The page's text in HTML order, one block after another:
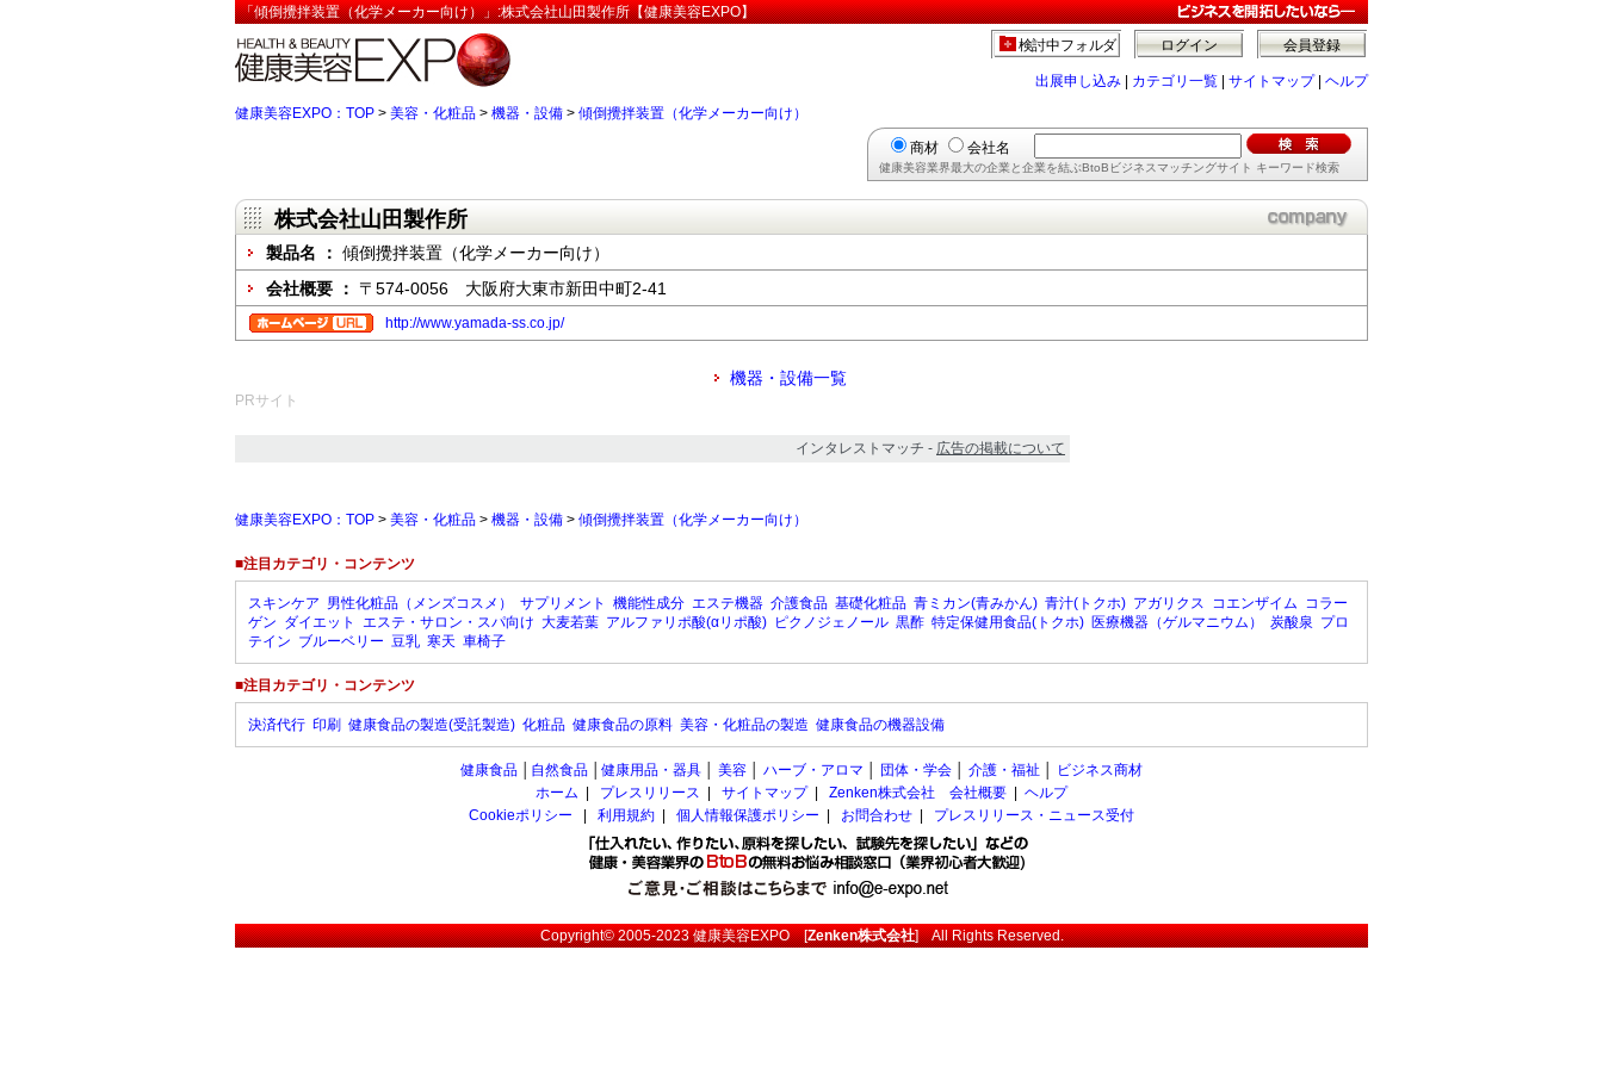
「傾倒攪拌装置（化学メーカー向け）」:株式会社山田製作所【健康美容EXPO】
会員登録
ログイン
検討中フォルダ
出展申し込み カテゴリ一覧 サイトマップ| ヘルプ
健康美容EXPO：TOP > 美容・化粧品 > 機器・設備 > 傾倒攪拌装置（化学メーカー向け）
商材 会社名
健康美容業界最大の企業と企業を結ぶBtoBビジネスマッチングサイト キーワード検索
株式会社山田製作所
製品名 ： 傾倒攪拌装置（化学メーカー向け）
会社概要 ： 〒574-0056 大阪府大東市新田中町2-41
http://www.yamada-ss.co.jp/
機器・設備一覧
PRサイト
インタレストマッチ - 広告の掲載について
健康美容EXPO：TOP > 美容・化粧品 > 機器・設備 > 傾倒攪拌装置（化学メーカー向け）
■注目カテゴリ・コンテンツ
スキンケア 男性化粧品（メンズコスメ） サプリメント 機能性成分 エステ機器 介護食品 基礎化粧品 青ミカン(青みかん) 青汁(トクホ) アガリクス コエンザイム コラー
ゲン ダイエット エステ・サロン・スパ向け 大麦若葉 アルファリポ酸(αリポ酸) ピクノジェノール 黒酢 特定保健用食品(トクホ) 医療機器（ゲルマニウム） 炭酸泉 プロ
テイン ブルーベリー 豆乳 寒天 車椅子
■注目カテゴリ・コンテンツ
決済代行 印刷 健康食品の製造(受託製造) 化粧品 健康食品の原料 美容・化粧品の製造 健康食品の機器設備
健康食品 自然食品 健康用品・器具 美容 ハーブ・アロマ 団体・学会 介護・福祉
ビジネス商材
ホーム
プレスリリース サイトマップ| Zenken株式会社 会社概要
ヘルプ
Cookieポリシー
利用規約 個人情報保護ポリシー お問合わせ プレスリリース・ニュース受付
Copyright© 2005-2023健康美容EXPO[Zenken株式会社] All Rights Reserved.